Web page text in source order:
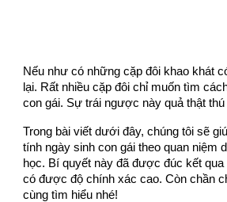
Nếu như có những cặp đôi khao khát
lại. Rất nhiều cặp đôi chỉ muốn tìm
con gái. Sự trái ngược này quả thật thú
Trong bài viết dưới đây, chúng tôi sẽ
tính ngày sinh con gái theo quan niệm
học. Bí quyết này đã được đúc kết qua
có được độ chính xác cao. Còn chần
cùng tìm hiểu nhé!